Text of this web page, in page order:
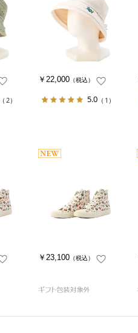
（2）
￥22,000 （税込）
5.0 （1）
￥23,100 （税込）